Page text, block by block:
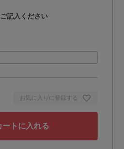
お気に入りに登録する
ートに入れる
記入ください